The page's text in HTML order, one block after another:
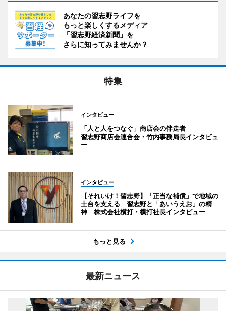
あなたの習志野ライフを
もっと楽しくするメディア
「習志野経済新聞」を
さらに知ってみませんか？
特集
インタビュー
「人と人をつなぐ」商店会の伴走者
習志野商店会連合会・竹内事務局長インタビュ
ー
インタビュー
【それいけ！習志野】「正当な補償」で地域の
土台を支える 習志野と「あいうえお」の精
神 株式会社横打・横打社長インタビュー
もっと見る
最新ニュース